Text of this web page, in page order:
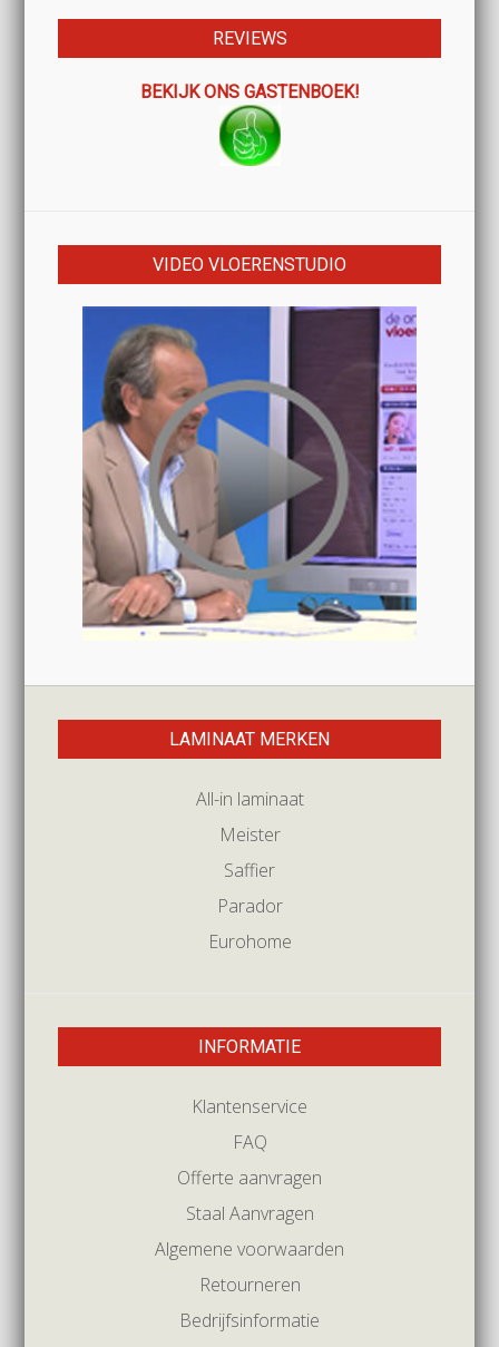
REVIEWS
BEKIJK ONS GASTENBOEK!
VIDEO VLOERENSTUDIO
LAMINAAT MERKEN
All-in laminaat
Meister
Saffier
Parador
Eurohome
INFORMATIE
Klantenservice
FAQ
Offerte aanvragen
Staal Aanvragen
Algemene voorwaarden
Retourneren
Bedrijfsinformatie